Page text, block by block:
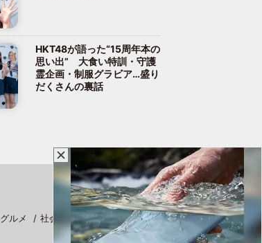
HKT48が語った“15周年本の
思い出” 大食い特訓・守護
霊企画・制服グラビア…盛り
だくさんの裏話
グルメ 社会
スポーツ